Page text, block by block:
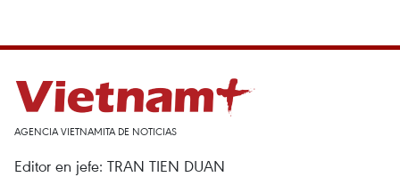
AGENCIA VIETNAMITA DE NOTICIAS
Editor en jefe: TRAN TIEN DUAN